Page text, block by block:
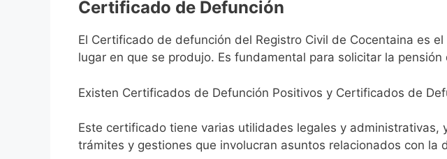
Certificado de Defunción
El Certificado de defunción del Registro Civil de Cocentaina es
lugar en que se produjo. Es fundamental para solicitar la
Existen Certificados de Defunción Positivos y Certificados de
Este certificado tiene varias utilidades legales y
trámites y gestiones que involucran asuntos relacionados con la